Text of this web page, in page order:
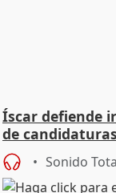
Íscar defiende
de
Sonido